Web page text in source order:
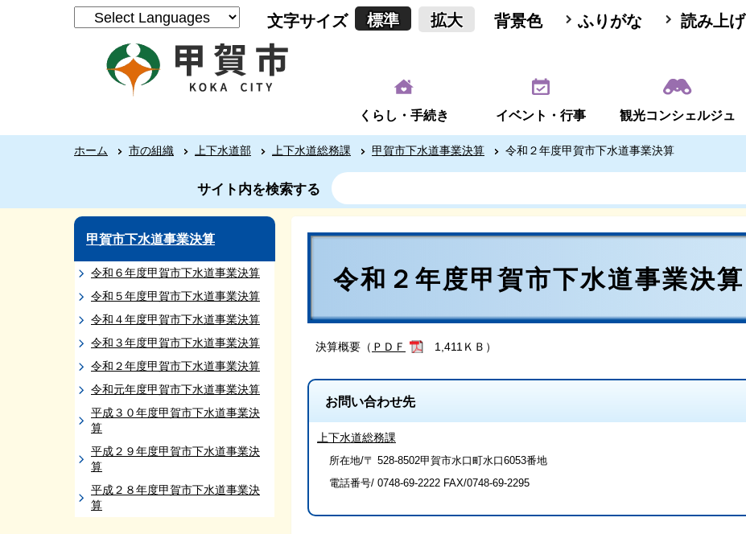
文字サイズ 標準 拡大 背景色 ふりがな 読み上げ
くらし・手続き イベント・行事 観光コンシェルジュ
ホーム 市の組織 上下水道部 上下水道総務課 甲賀市下水道事業決算 令和２年度甲賀市下水道事業決算
サイト内を検索する
甲賀市下水道事業決算
令和６年度甲賀市下水道事業決算
令和５年度甲賀市下水道事業決算
令和４年度甲賀市下水道事業決算
令和３年度甲賀市下水道事業決算
令和２年度甲賀市下水道事業決算
令和元年度甲賀市下水道事業決算
平成３０年度甲賀市下水道事業決
算
平成２９年度甲賀市下水道事業決
算
平成２８年度甲賀市下水道事業決
算
令和２年度甲賀市下水道事業決算
決算概要（ ＰＤＦ 1,411ＫＢ）
お問い合わせ先
上下水道総務課
所在地/〒 528-8502甲賀市水口町水口6053番地
電話番号/ 0748-69-2222 FAX/0748-69-2295